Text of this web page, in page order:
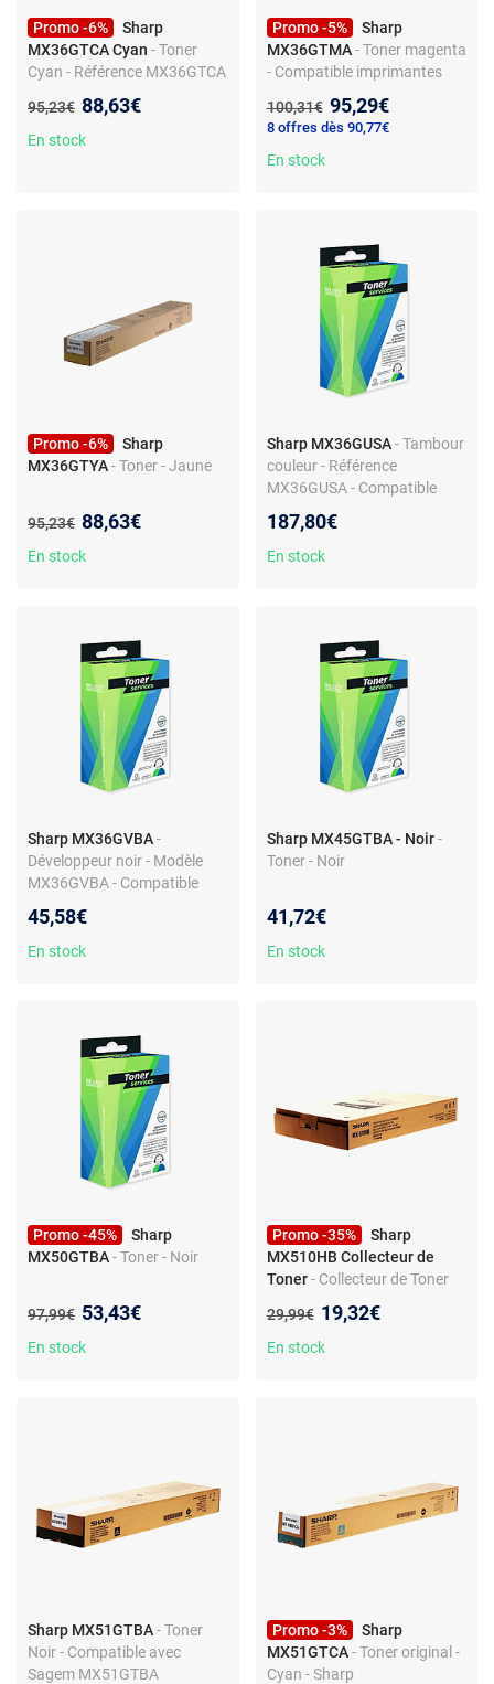
Promo -6%
Sharp
MX36GTCA Cyan - Toner
Cyan - Référence MX36GTCA
Ancien prix :
95,23€ Nouveau prix :
88,63€
En stock
Promo -5%
Sharp
MX36GTMA - Toner magenta
- Compatible imprimantes
Ancien prix :
100,31€ Nouveau prix :
95,29€
8 offres dès 90,77€
En stock
Promo -6%
Sharp
MX36GTYA- Toner - Jaune
Ancien prix :
95,23€ Nouveau prix :
88,63€
En stock
Sharp MX36GUSA - Tambour
couleur - Référence
MX36GUSA - Compatible
187,80€
En stock
Sharp MX36GVBA-
Développeur noir - Modèle
MX36GVBA - Compatible
45,58€
En stock
Sharp MX45GTBA - Noir -
Toner - Noir
41,72€
En stock
Promo -45%
Sharp
MX50GTBA- Toner - Noir
Ancien prix :
97,99€ Nouveau prix :
53,43€
En stock
Promo -35%
Sharp
MX510HB Collecteur de
Toner - Collecteur de Toner
Ancien prix :
29,99€ Nouveau prix :
19,32€
En stock
Sharp MX51GTBA- Toner
Noir - Compatible avec
Sagem MX51GTBA
Promo -3%
Sharp
MX51GTCA - Toner original -
Cyan - Sharp